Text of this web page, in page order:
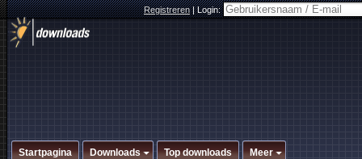
Registreren|Login:
Startpagina Downloads Top downloads Meer